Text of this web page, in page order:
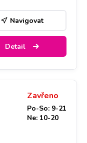
Navigovat
Detail
Zavřeno
Po-So: 9-21
Ne: 10-20